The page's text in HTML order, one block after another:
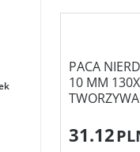
PACA
10 MM
31.12